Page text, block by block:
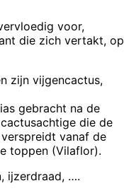
voor,
die zich vertakt, op
zijn vijgencactus,
gebracht na de
die de
vanaf de
toppen (Vilaflor).
ijzerdraad, ….